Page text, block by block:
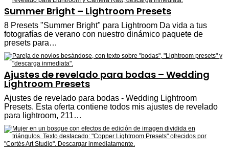
Summer Bright – Lightroom Presets
8 Presets "Summer Bright" para Lightroom Da vida a tus
fotografías de verano con nuestro dinámico paquete de
presets para…
Ajustes de revelado para bodas – Wedding
Lightroom Presets
Ajustes de revelado para bodas - Wedding Lightroom
Presets. Esta oferta contiene todos mis ajustes de revelado
para lightroom, 211…